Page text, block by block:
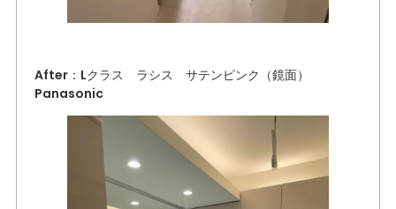
After：Lクラス ラシス サテンピンク（鏡面）
Panasonic